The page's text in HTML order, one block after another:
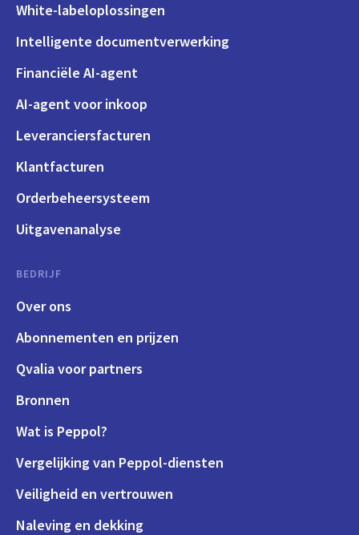
White-labeloplossingen
Intelligente documentverwerking
Financiële AI-agent
AI-agent voor inkoop
Leveranciersfacturen
Klantfacturen
Orderbeheersysteem
Uitgavenanalyse
BEDRIJF
Over ons
Abonnementen en prijzen
Qvalia voor partners
Bronnen
Wat is Peppol?
Vergelijking van Peppol-diensten
Veiligheid en vertrouwen
Naleving en dekking